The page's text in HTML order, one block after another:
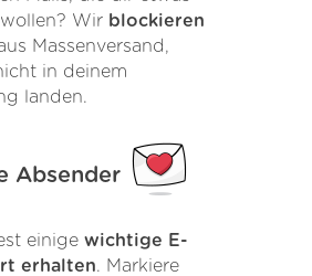
Wir blockieren
Massenversand,
in deinem
landen.
Absender
einige wichtige E-
erhalten. Markiere